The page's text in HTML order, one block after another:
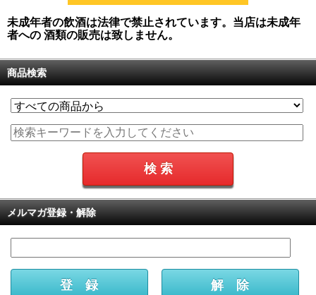
未成年者の飲酒は法律で禁止されています。当店は未成年
者への 酒類の販売は致しません。
商品検索
メルマガ登録・解除